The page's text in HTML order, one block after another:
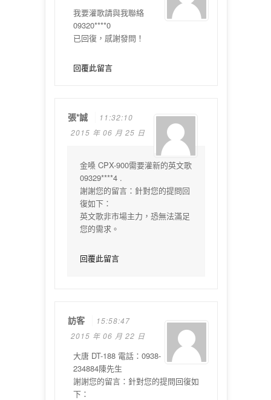
我要灌歌請與我聯絡
09320****0
已回復，感謝發問！
回覆此留言
張*誠
11:32:10
2015 年 06 月 25 日
金嗓 CPX-900需要灌新的英文歌
09329****4 .
謝謝您的留言：針對您的提問回
復如下：
英文歌非市場主力，恐無法滿足
您的需求。
回覆此留言
訪客
15:58:47
2015 年 06 月 22 日
大唐 DT-188 電話：0938-
234884陳先生
謝謝您的留言：針對您的提問回復如
下：